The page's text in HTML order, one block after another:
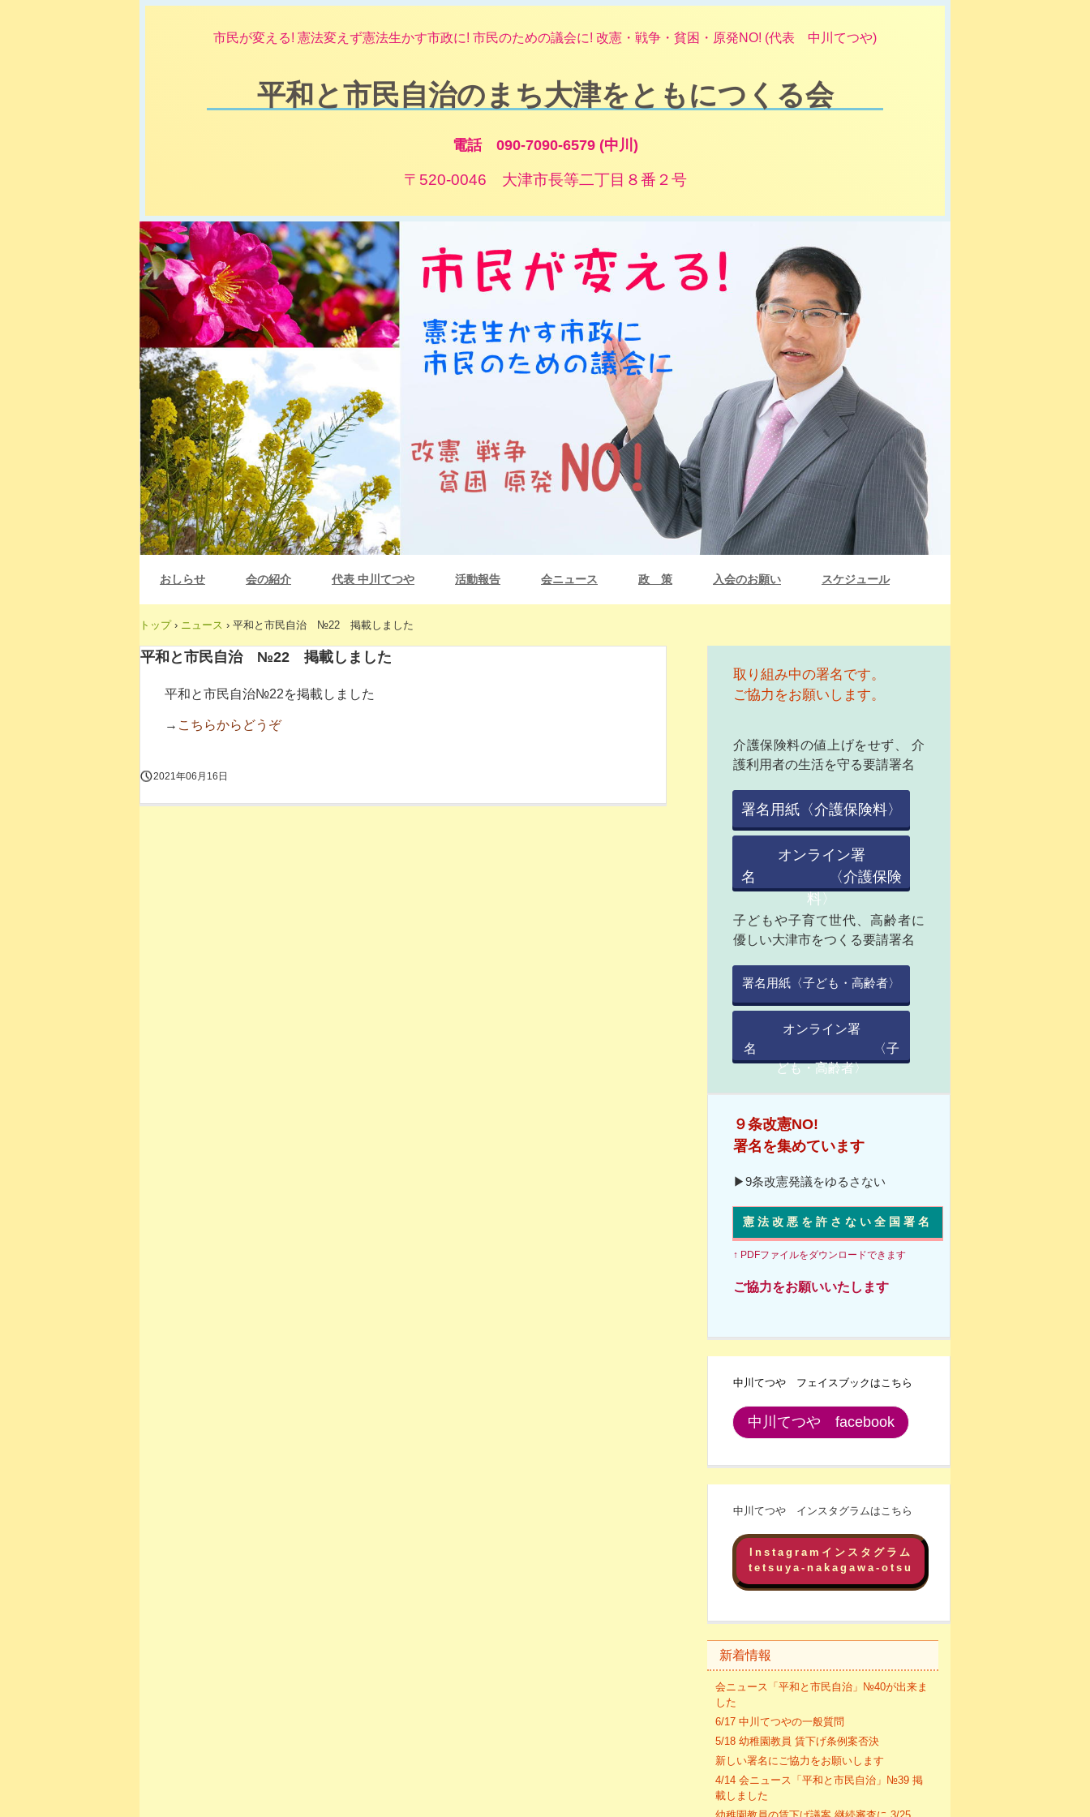
平和と市民自治のまち大津をともにつくる会
市民が変える! 憲法変えず憲法生かす市政に! 市民のための議会に! 改憲・戦争・貧困・原発NO! (代表 中川てつや)
電話 090-7090-6579 (中川)
〒520-0046 大津市長等二丁目８番２号
おしらせ 会の紹介 代表 中川てつや 活動報告 会ニュース 政 策 入会のお願い スケジュール
トップ › ニュース › 平和と市民自治 №22 掲載しました
平和と市民自治 №22 掲載しました
平和と市民自治№22を掲載しました
→ こちらからどうぞ
2021年06月16日
取り組み中の署名です。
ご協力をお願いします。
介護保険料の値上げをせず、 介
護利用者の生活を守る要請署名
署名用紙〈介護保険料〉
オンライン署
名 〈介護保険
料〉
子どもや子育て世代、高齢者に
優しい大津市をつくる要請署名
署名用紙〈子ども・高齢者〉
オンライン署
名 〈子
ども・高齢者〉
９条改憲NO!
署名を集めています
▶9条改憲発議をゆるさない
憲法改悪を許さない全国署名
↑ PDFファイルをダウンロードできます
ご協力をお願いいたします
中川てつや フェイスブックはこちら
中川てつや facebook
中川てつや インスタグラムはこちら
Instagramインスタグラム
tetsuya-nakagawa-otsu
新着情報
会ニュース「平和と市民自治」№40が出来ま
した
6/17 中川てつやの一般質問
5/18 幼稚園教員 賃下げ条例案否決
新しい署名にご協力をお願いします
4/14 会ニュース「平和と市民自治」№39 掲
載しました